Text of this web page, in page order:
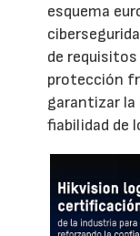
esquema
de
protección
garantizar la
fiabilidad de